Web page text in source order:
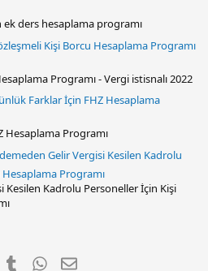
ek ders hesaplama programı
Kişi Borcu Hesaplama Programı
Programı - Vergi istisnalı 2022
Farklar İçin FHZ Hesaplama
Hesaplama Programı
Gelir Vergisi Kesilen Kadrolu
Programı
Kesilen Kadrolu Personeller İçin Kişi
Tumblr WhatsApp
E-posta